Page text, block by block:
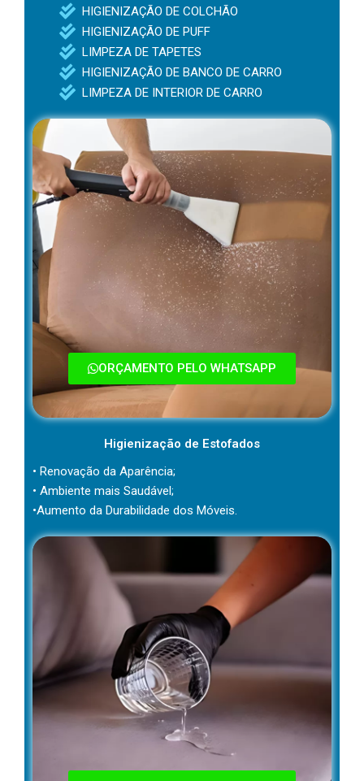
HIGIENIZAÇÃO DE COLCHÃO
HIGIENIZAÇÃO DE PUFF
LIMPEZA DE TAPETES
HIGIENIZAÇÃO DE BANCO DE CARRO
LIMPEZA DE INTERIOR DE CARRO
ORÇAMENTO PELO WHATSAPP
Higienização de Estofados
• Renovação da Aparência;
• Ambiente mais Saudável;
•Aumento da Durabilidade dos Móveis.